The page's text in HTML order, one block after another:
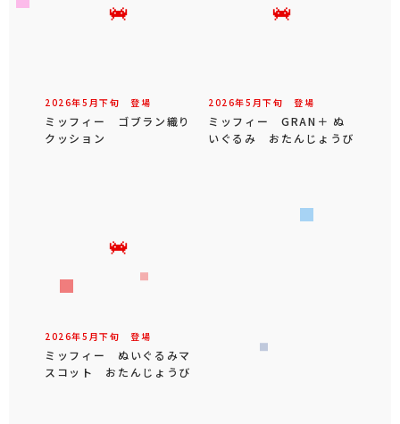
2026年5 月下旬 登場
ミッフィー ゴブラン織り
クッション
2026年5 月下旬 登場
ミッフィー GRAN＋ ぬ
いぐるみ おたんじょうび
2026年5 月下旬 登場
ミッフィー ぬいぐるみマ
スコット おたんじょうび